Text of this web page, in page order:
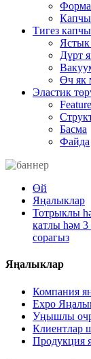
Тигез
Дүрт
Өч як
Эластик
Басма
Файда
Өй
Яңалыклар
Тотрыклы
катлы һәм 3
сорагыз
Яңалыклар
Компания
Expo
Уңышлы
Клиентлар
Продукция